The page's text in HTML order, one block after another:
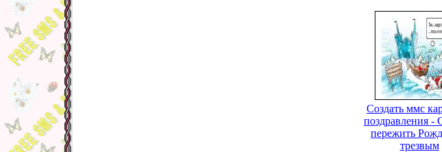
Создать ммс
поздравления -
пережить
трезвым